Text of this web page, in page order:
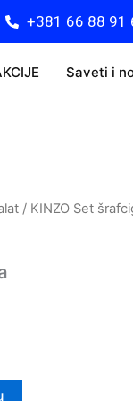
+381 66 88 91
Saveti i
/ KINZO Set